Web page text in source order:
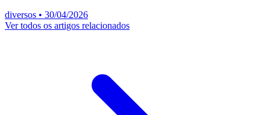
diversos • 30/04/2026
Ver todos os artigos relacionados